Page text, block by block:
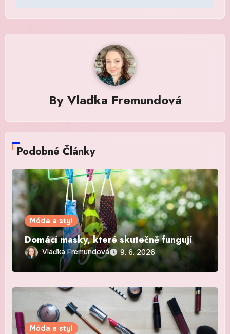
By Vlaďka Fremundová
Podobné Články
Móda a styl
Domácí masky, které skutečně fungují
Vlaďka Fremundová 9. 6. 2026
Móda a styl